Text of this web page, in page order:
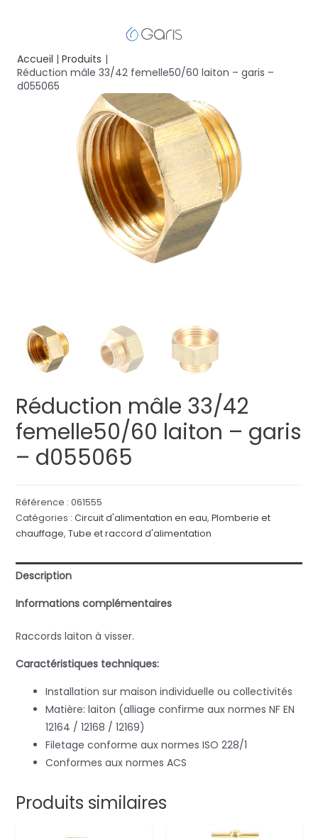
Accueil
Produits
Réduction mâle 33/42 femelle50/60 laiton – garis –
d055065
Réduction mâle 33/42
femelle50/60 laiton – garis
– d055065
Référence : 061555
Catégories : Circuit d'alimentation en eau, Plomberie et
chauffage, Tube et raccord d'alimentation
Description
Informations complémentaires
Raccords laiton à visser.
Caractéristiques techniques:
Installation sur maison individuelle ou collectivités
Matière: laiton (alliage confirme aux normes NF EN
12164 / 12168 / 12169)
Filetage conforme aux normes ISO 228/1
Conformes aux normes ACS
Produits similaires